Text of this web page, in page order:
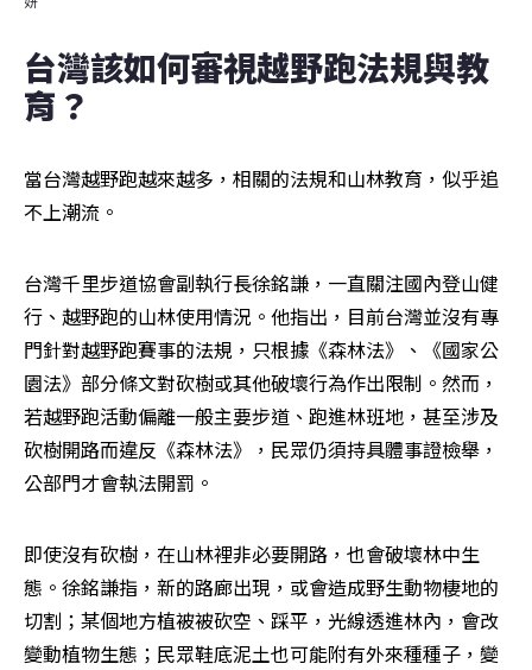
台灣該如何審視越野跑法規與教
育？
當台灣越野跑越來越多，相關的法規和山林教育，似乎追
不上潮流。
台灣千里步道協會副執行長徐銘謙，一直關注國內登山健
行、越野跑的山林使用情況。他指出，目前台灣並沒有專
門針對越野跑賽事的法規，只根據《森林法》、《國家公
園法》部分條文對砍樹或其他破壞行為作出限制。然而，
若越野跑活動偏離一般主要步道、跑進林班地，甚至涉及
砍樹開路而違反《森林法》，民眾仍須持具體事證檢舉，
公部門才會執法開罰。
即使沒有砍樹，在山林裡非必要開路，也會破壞林中生
態。徐銘謙指，新的路廊出現，或會造成野生動物棲地的
切割；某個地方植被被砍空、踩平，光線透進林內，會改
變動植物生態；民眾鞋底泥土也可能附有外來種種子，變